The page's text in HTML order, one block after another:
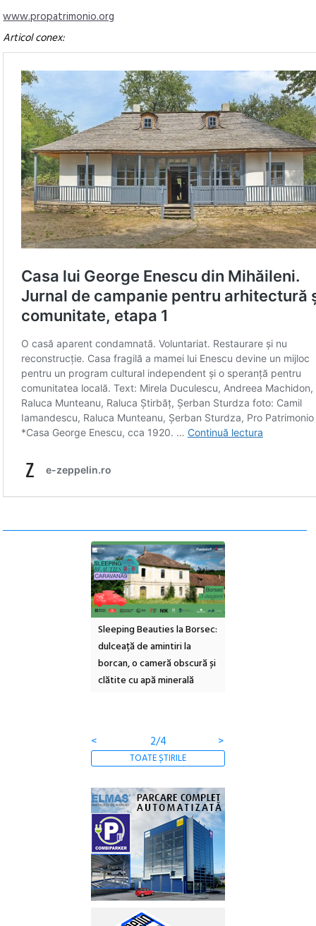
www.propatrimonio.org
Articol conex:
Sleeping Beauties la Borsec:
dulceață de amintiri la
borcan, o cameră obscură și
clătite cu apă minerală
< 3/4 >
TOATE ȘTIRILE